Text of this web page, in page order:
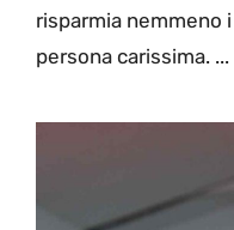
risparmia nemmeno
persona carissima. ...